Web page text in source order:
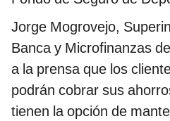
Jorge Mogrovejo,
Banca y Microfinanzas
a la prensa que los
podrán cobrar sus
tienen la opción de